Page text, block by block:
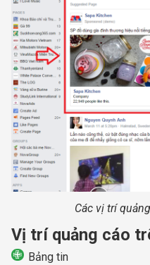
Các vị trí
Vị trí quảng cáo
Bảng tin